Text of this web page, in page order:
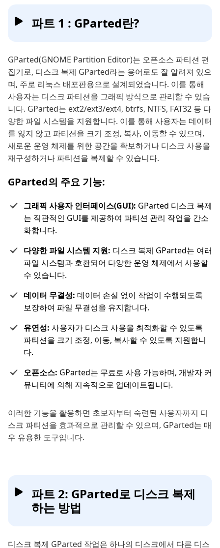
파트 1 : GParted란?
GParted(GNOME Partition Editor)는 오픈소스 파티션 편
집기로, 디스크 복제 GParted라는 용어로도 잘 알려져 있으
며, 주로 리눅스 배포판용으로 설계되었습니다. 이를 통해
사용자는 디스크 파티션을 그래픽 방식으로 관리할 수 있습
니다. GParted는 ext2/ext3/ext4, btrfs, NTFS, FAT32 등 다
양한 파일 시스템을 지원합니다. 이를 통해 사용자는 데이터
를 잃지 않고 파티션을 크기 조정, 복사, 이동할 수 있으며,
새로운 운영 체제를 위한 공간을 확보하거나 디스크 사용을
재구성하거나 파티션을 복제할 수 있습니다.
GParted의 주요 기능:
그래픽 사용자 인터페이스(GUI): GParted 디스크 복제
는 직관적인 GUI를 제공하여 파티션 관리 작업을 간소
화합니다.
다양한 파일 시스템 지원: 디스크 복제 GParted는 여러
파일 시스템과 호환되어 다양한 운영 체제에서 사용할
수 있습니다.
데이터 무결성: 데이터 손실 없이 작업이 수행되도록
보장하여 파일 무결성을 유지합니다.
유연성: 사용자가 디스크 사용을 최적화할 수 있도록
파티션을 크기 조정, 이동, 복사할 수 있도록 지원합니
다.
오픈소스: GParted는 무료로 사용 가능하며, 개발자 커
뮤니티에 의해 지속적으로 업데이트됩니다.
이러한 기능을 활용하면 초보자부터 숙련된 사용자까지 디
스크 파티션을 효과적으로 관리할 수 있으며, GParted는 매
우 유용한 도구입니다.
파트 2: GParted로 디스크 복제
하는 방법
디스크 복제 GParted 작업은 하나의 디스크에서 다른 디스